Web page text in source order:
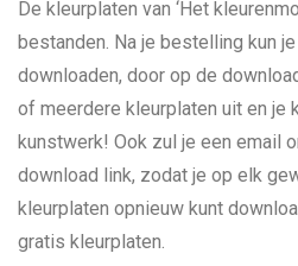
De kleurplaten van ‘Het
bestanden. Na je bestelling kun
downloaden, door op de
of meerdere kleurplaten uit en je
kunstwerk! Ook zul je een email
download link, zodat je op elk
kleurplaten opnieuw kunt
gratis kleurplaten.